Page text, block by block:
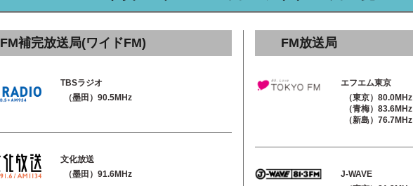
FM補完放送局(ワイドFM)
TBSラジオ
（墨田）90.5MHz
文化放送
（墨田）91.6MHz
FM放送局
エフエム東京
（東京）80.0MHz
（青梅）83.6MHz
（新島）76.7MHz
J-WAVE